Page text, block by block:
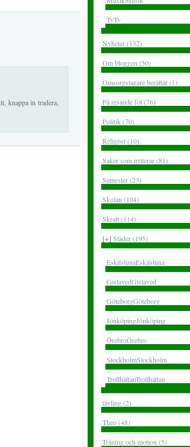
knappa in tradera,
TvTv
Nyheter (132)
Om bloggen (50)
Omsorgstagare berättar (1)
På resande fot (76)
Politik (70)
Religöst (10)
Saker som irriterar (81)
Semester (23)
Skolan (104)
Skratt (114)
[+] Städer (195)
EskilstunaEskilstuna
GislavedGislaved
GöteborgGöteborg
JönköpingJönköping
ÖrebroÖrebro
StockholmStockholm
TrollhättanTrollhättan
tävling (2)
Theo (48)
Träning och motion (5)